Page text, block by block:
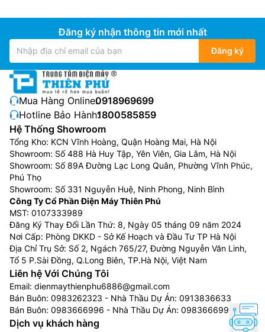
Đăng ký nhận thông tin mới nhất
Đăng ký
Mua Hàng Online:0918969699
Hotline Bảo Hành:1800585859
Hệ Thống Showroom
Tổng Kho: KCN Vĩnh Hoàng, Quận Hoàng Mai, Hà Nội
Showroom: Số 488 Hà Huy Tập, Yên Viên, Gia Lâm, Hà Nội
Showroom: Số 89A Đường Lạc Long Quân, Phường Vĩnh Phúc,
Phú Thọ
Showroom: Số 331 Nguyễn Huệ, Ninh Phong, Ninh Bình
Công Ty Cổ Phần Điện Máy Thiên Phú
MST: 0107333989
Đăng Ký Thay Đổi Lần Thứ: 8, Ngày 05 tháng 09 năm 2024
Nơi Cấp: Phòng DKKD - Sở Kế Hoạch và Đầu Tư TP Hà Nội
Địa Chỉ Trụ Sở: Số 2, Ngách 765/27, Đường Nguyễn Văn Linh,
Tổ 5 P.Sài Đồng, Q.Long Biên, TP.Hà Nội, Việt Nam
Liên hệ Với Chúng Tôi
Email: dienmaythienphu6886@gmail.com
Bán Buôn: 0983262323 - Nhà Thầu Dự Án: 0913836633
Bán Buôn: 0983666996 - Nhà Thầu Dự Án: 0983666996
Dịch vụ khách hàng